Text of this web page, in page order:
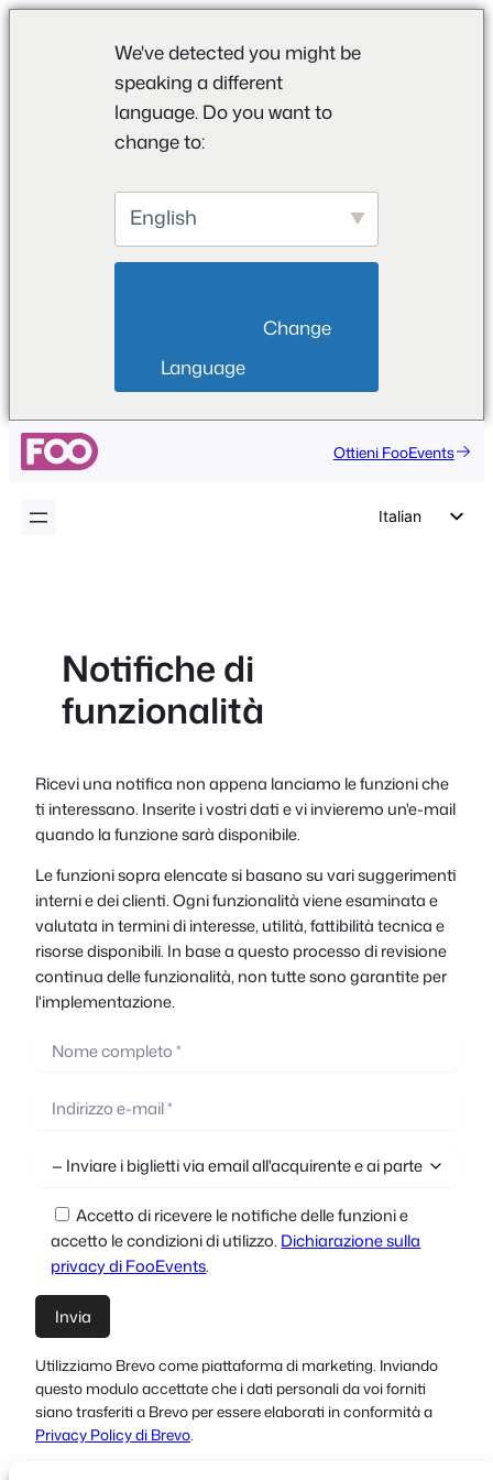
We've detected you might be
speaking a different
language. Do you want to
change to:
English
Language
Vai
Ottieni FooEvents
Italian
Czech
Notifiche di
funzionalità
Ricevi una notifica non appena lanciamo le funzioni che
ti interessano. Inserite i vostri dati e vi invieremo un'e-mail
quando la funzione sarà disponibile.
Le funzioni sopra elencate si basano su vari suggerimenti
interni e dei clienti. Ogni funzionalità viene esaminata e
valutata in termini di interesse, utilità, fattibilità tecnica e
risorse disponibili. In base a questo processo di revisione
continua delle funzionalità, non tutte sono garantite per
l'implementazione.
Accetto di ricevere le notifiche delle funzioni e
accetto le condizioni di utilizzo. Dichiarazione sulla
privacy di FooEvents.
Utilizziamo Brevo come piattaforma di marketing. Inviando
questo modulo accettate che i dati personali da voi forniti
siano trasferiti a Brevo per essere elaborati in conformità a
Privacy Policy di Brevo.